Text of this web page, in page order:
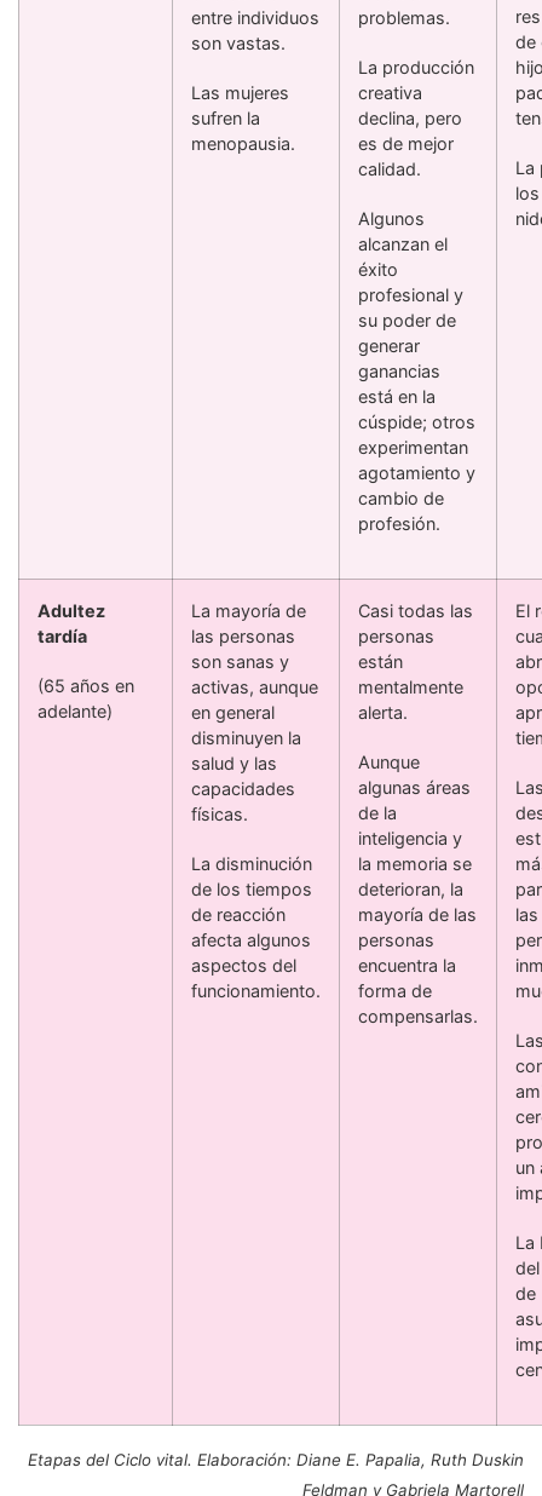
entre individuos
son vastas.
Las mujeres
sufren la
menopausia.
problemas.
La producción
creativa
declina, pero
es de mejor
calidad.
Algunos
alcanzan el
éxito
profesional y
su poder de
generar
ganancias
está en la
cúspide; otros
experimentan
agotamiento y
cambio de
profesión.
de
La
Adultez
tardía
(65 años en
adelante)
La mayoría de
las personas
son sanas y
activas, aunque
en general
disminuyen la
salud y las
capacidades
físicas.
La disminución
de los tiempos
de reacción
afecta algunos
aspectos del
funcionamiento.
Casi todas las
personas
están
mentalmente
alerta.
Aunque
algunas áreas
de la
inteligencia y
la memoria se
deterioran, la
mayoría de las
personas
encuentra la
forma de
compensarlas.
El
un
La
de
Etapas del Ciclo vital. Elaboración: Diane E. Papalia, Ruth Duskin
Feldman y Gabriela Martorell